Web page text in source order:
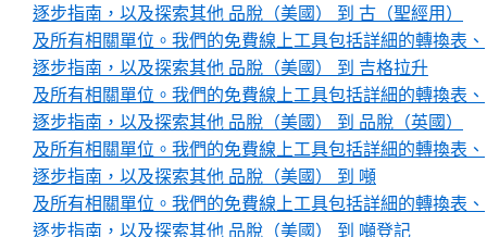
逐步指南，以及探索其他 品脫（美國） 到 古（聖經用）
及所有相關單位。我們的免費線上工具包括詳細的轉換表、
逐步指南，以及探索其他 品脫（美國） 到 吉格拉升
及所有相關單位。我們的免費線上工具包括詳細的轉換表、
逐步指南，以及探索其他 品脫（美國） 到 品脫（英國）
及所有相關單位。我們的免費線上工具包括詳細的轉換表、
逐步指南，以及探索其他 品脫（美國） 到 噸
及所有相關單位。我們的免費線上工具包括詳細的轉換表、
逐步指南，以及探索其他 品脫（美國） 到 噸登記